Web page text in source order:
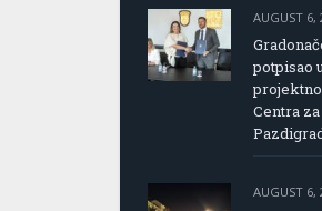
AUGUST 6,
potpisao
Centra
AUGUST 6,